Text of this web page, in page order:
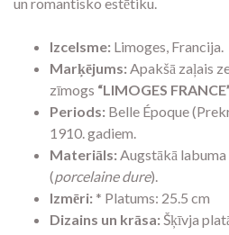
Izcelsme: Limoges, Francija.
Marķējums:Apakšā zaļais
zīmogs “LIMOGES
Periods: Belle Époque
1910. gadiem.
Materiāls:Augstākā
(porcelaine dure).
Izmēri: * Platums: 25.5 cm
Dizains un krāsa:Šķīvja